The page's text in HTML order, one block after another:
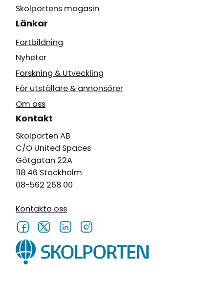
Skolportens magasin
Länkar
Fortbildning
Nyheter
Forskning & Utveckling
För utställare & annonsörer
Om oss
Kontakt
Skolporten AB
C/O United Spaces
Götgatan 22A
118 46 Stockholm
08-562 268 00
Kontakta oss